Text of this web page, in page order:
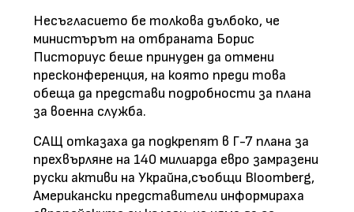
Несъгласието бе толкова дълбоко, че
министърът на отбраната Борис
Писториус беше принуден да отмени
пресконференция, на която преди това
обеща да представи подробности за плана
за военна служба.
САЩ отказаха да подкрепят в Г-7 плана за
прехвърляне на 140 милиарда евро замразени
руски активи на Украйна,съобщи Bloomberg,
Американски представители информираха